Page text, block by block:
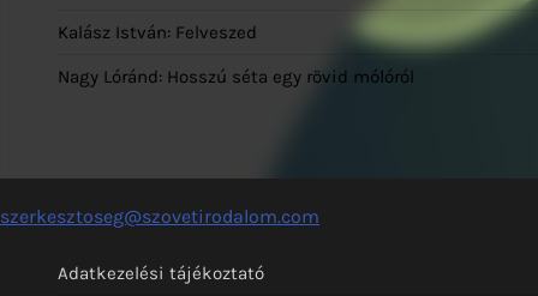
Kalász István: Felveszed
Nagy Lóránd: Hosszú séta egy rövid mólóról
szerkesztoseg@szovetirodalom.com
Adatkezelési tájékoztató